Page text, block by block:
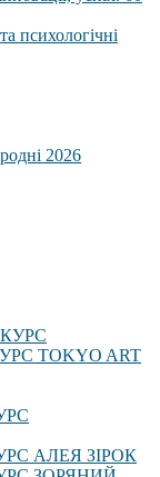
психологічні
2026
TOKYO ART
АЛЕЯ ЗІРОК